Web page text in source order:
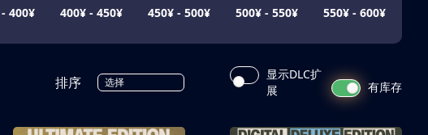
400¥ 400¥ - 450¥ 450¥ - 500¥ 500¥ - 550¥ 550¥ - 600¥
排序 选择
显示DLC扩
展
有库存